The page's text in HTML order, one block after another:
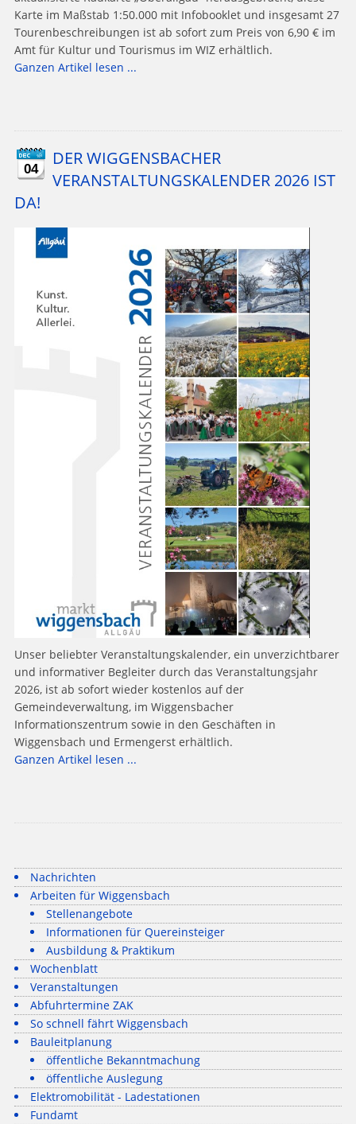
Karte im Maßstab 1:50.000 mit Infobooklet und insgesamt 27
Tourenbeschreibungen ist ab sofort zum Preis von 6,90 € im
Amt für Kultur und Tourismus im WIZ erhältlich.
Ganzen Artikel lesen ...
04
DER WIGGENSBACHER
VERANSTALTUNGSKALENDER 2026 IST
DA!
Unser beliebter Veranstaltungskalender, ein unverzichtbarer
und informativer Begleiter durch das Veranstaltungsjahr
2026, ist ab sofort wieder kostenlos auf der
Gemeindeverwaltung, im Wiggensbacher
Informationszentrum sowie in den Geschäften in
Wiggensbach und Ermengerst erhältlich.
Ganzen Artikel lesen ...
Nachrichten
Arbeiten für Wiggensbach
Stellenangebote
Informationen für Quereinsteiger
Ausbildung & Praktikum
Wochenblatt
Veranstaltungen
Abfuhrtermine ZAK
So schnell fährt Wiggensbach
Bauleitplanung
öffentliche Bekanntmachung
öffentliche Auslegung
Elektromobilität - Ladestationen
Fundamt